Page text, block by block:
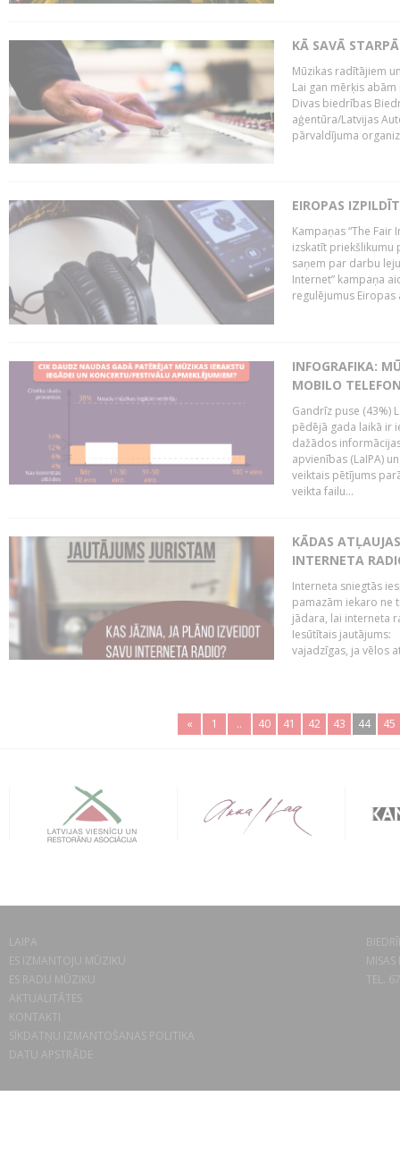
KĀ SAVĀ
Mūzikas radītājiem
Lai gan mērķis
Divas biedrības
aģentūra/Latvijas
pārvaldījuma
EIROPAS
Kampaņas “The
izskatīt priekšlikumu
saņem par darbu
Internet” kampaņa
regulējumus
INFOGRAFIKA:
MOBILO
Gandrīz puse (43%)
pēdējā gada laikā ir
dažādos
apvienības (LaIPA)
veiktais pētījums
veikta failu...
KĀDAS
INTERNETA
Interneta sniegtās
pamazām iekaro ne
jādara, lai interneta
Iesūtītais jautājums:
vajadzīgas, ja vēlos
« 1 .. 40 41 42 43 44 45
LAIPA
ES IZMANTOJU MŪZIKU
ES RADU MŪZIKU
AKTUALITĀTES
KONTAKTI
SĪKDATŅU IZMANTOŠANAS POLITIKA
DATU APSTRĀDE
TEL.